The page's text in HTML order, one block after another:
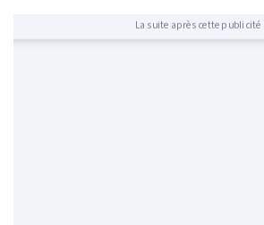
La suite après cette publicité